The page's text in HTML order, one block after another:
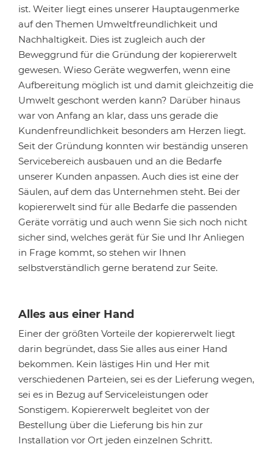
ist. Weiter liegt eines unserer Hauptaugenmerke
auf den Themen Umweltfreundlichkeit und
Nachhaltigkeit. Dies ist zugleich auch der
Beweggrund für die Gründung der kopiererwelt
gewesen. Wieso Geräte wegwerfen, wenn eine
Aufbereitung möglich ist und damit gleichzeitig die
Umwelt geschont werden kann? Darüber hinaus
war von Anfang an klar, dass uns gerade die
Kundenfreundlichkeit besonders am Herzen liegt.
Seit der Gründung konnten wir beständig unseren
Servicebereich ausbauen und an die Bedarfe
unserer Kunden anpassen. Auch dies ist eine der
Säulen, auf dem das Unternehmen steht. Bei der
kopiererwelt sind für alle Bedarfe die passenden
Geräte vorrätig und auch wenn Sie sich noch nicht
sicher sind, welches gerät für Sie und Ihr Anliegen
in Frage kommt, so stehen wir Ihnen
selbstverständlich gerne beratend zur Seite.
Alles aus einer Hand
Einer der größten Vorteile der kopiererwelt liegt
darin begründet, dass Sie alles aus einer Hand
bekommen. Kein lästiges Hin und Her mit
verschiedenen Parteien, sei es der Lieferung wegen,
sei es in Bezug auf Serviceleistungen oder
Sonstigem. Kopiererwelt begleitet von der
Bestellung über die Lieferung bis hin zur
Installation vor Ort jeden einzelnen Schritt.